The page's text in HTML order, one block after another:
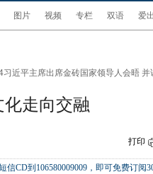
图片 视频 专栏 双语 爱
习近平主席出席金砖国家领导人会晤 并
化走向交融
打印
信CD到106580009009，即可免费订阅